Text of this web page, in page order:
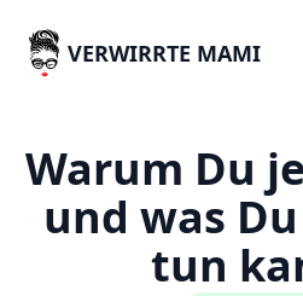
VERWIRRTE MAMI
Warum Du
und was
tun